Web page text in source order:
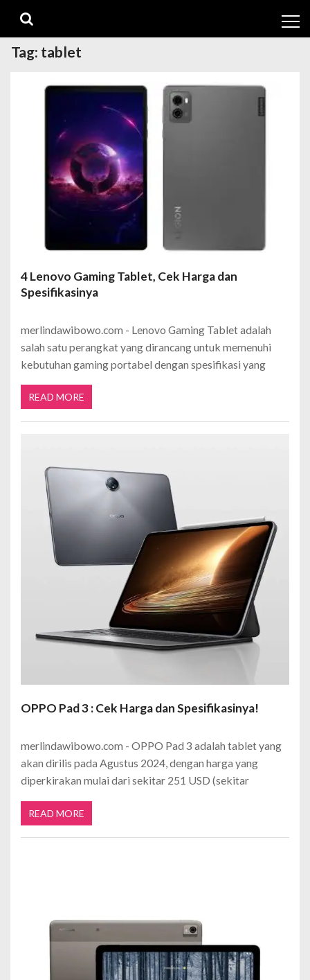
navigation
content
Tag: tablet
4 Lenovo Gaming Tablet, Cek Harga dan
Spesifikasinya
merlindawibowo.com - Lenovo Gaming Tablet adalah
salah satu perangkat yang dirancang untuk memenuhi
kebutuhan gaming portabel dengan spesifikasi yang
READ MORE
OPPO Pad 3 : Cek Harga dan Spesifikasinya!
merlindawibowo.com - OPPO Pad 3 adalah tablet yang
akan dirilis pada Agustus 2024, dengan harga yang
diperkirakan mulai dari sekitar 251 USD (sekitar
READ MORE